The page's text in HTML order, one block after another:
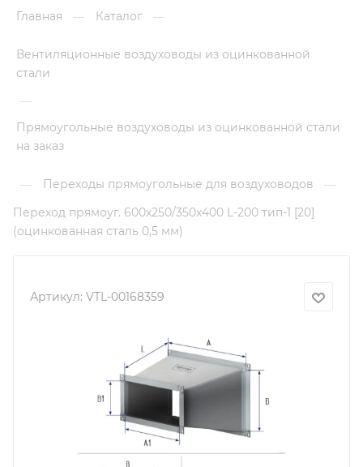
Главная — Каталог —
Вентиляционные воздуховоды из оцинкованной
стали
—
Прямоугольные воздуховоды из оцинкованной стали
на заказ
— Переходы прямоугольные для воздуховодов
—
Переход прямоуг. 600х250/350х400 L-200 тип-1 [20]
(оцинкованная сталь 0,5 мм)
Артикул: VTL-00168359